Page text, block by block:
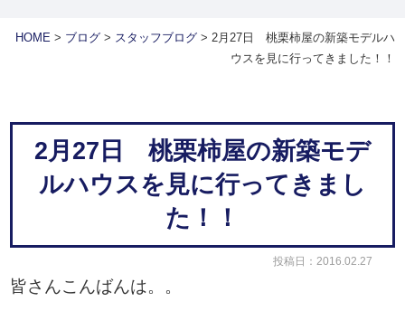
HOME> ブログ> スタッフブログ> 2月27日 桃栗柿屋の新築モデルハ
ウスを見に行ってきました！！
2月27日 桃栗柿屋の新築モデ
ルハウスを見に行ってきまし
た！！
投稿日：2016.02.27
皆さんこんばんは。。